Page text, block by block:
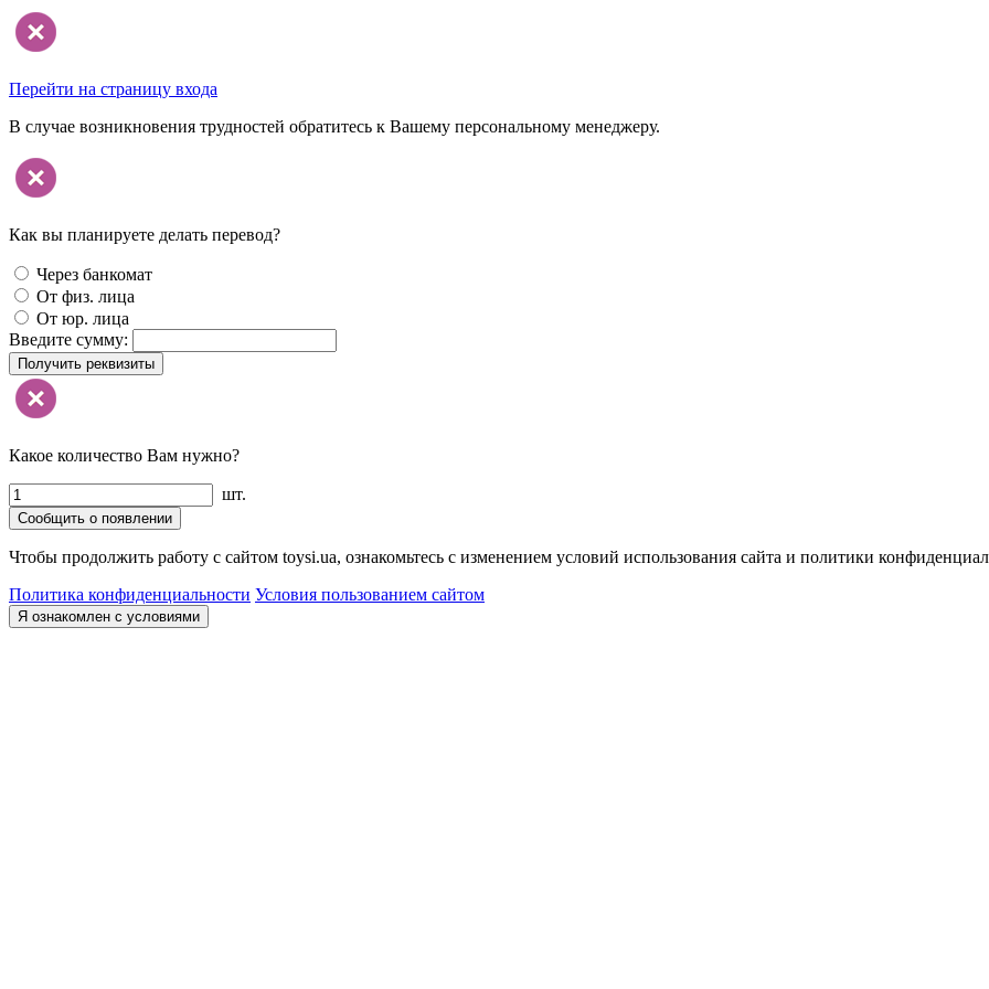
Перейти на страницу входа
В случае возникновения трудностей обратитесь к Вашему персональному менеджеру.
Как вы планируете делать перевод?
Через банкомат
От физ. лица
От юр. лица
Введите сумму:
Получить реквизиты
Какое количество Вам нужно?
шт.
Сообщить о появлении
Чтобы продолжить работу с сайтом toysi.ua, ознакомьтесь с изменением условий использования сайта и политики
Политика конфиденциальности Условия пользованием сайтом
Я ознакомлен с условиями